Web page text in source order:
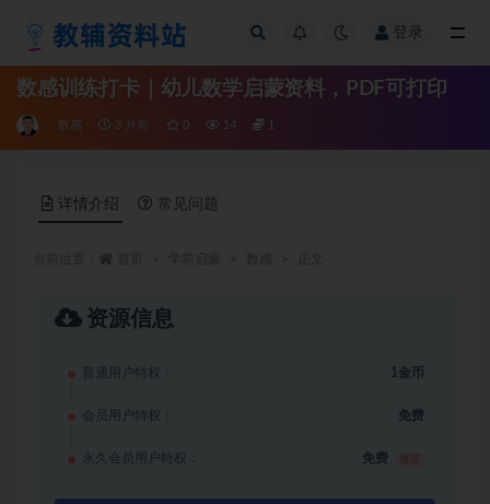
登录
数感训练打卡｜幼儿数学启蒙资料，PDF可打印
数感 3 月前 0 14 1
详情介绍 常见问题
资源信息
普通用户特权： 1金币
会员用户特权： 免费
永久会员用户特权： 免费